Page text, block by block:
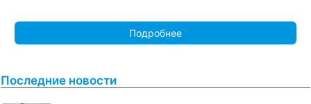
Подробнее
Последние новости